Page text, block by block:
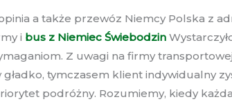
a także przewóz Niemcy Polska z
i bus z Niemiec Świebodzin
Z uwagi na firmy
tymczasem klient indywidualny
podróżny. Rozumiemy, kiedy